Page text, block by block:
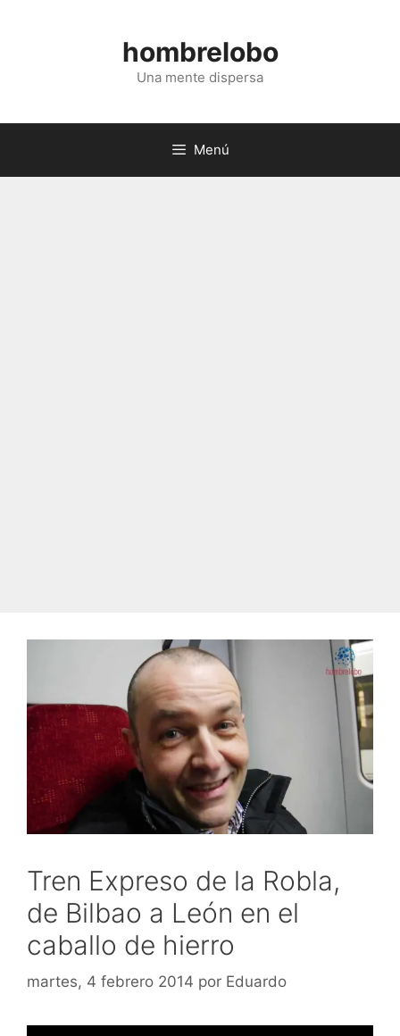
hombrelobo
Una mente dispersa
Menú
Tren Expreso de la Robla,
de Bilbao a León en el
caballo de hierro
martes, 4 febrero 2014 por Eduardo